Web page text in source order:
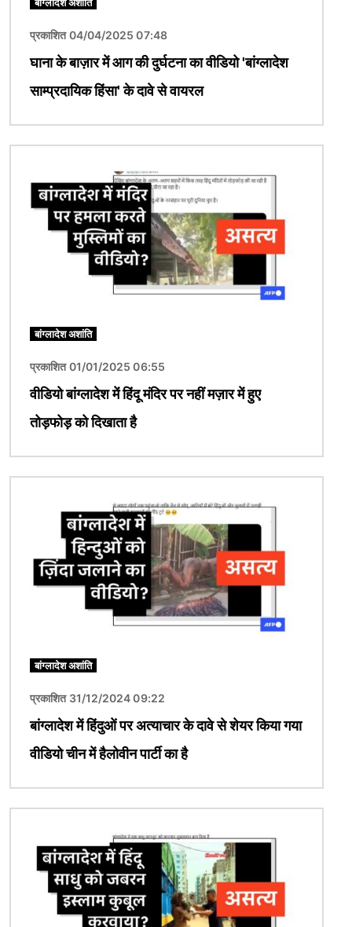
प्रकाशित 04/04/2025 07:48
घाना के बाज़ार में आग की दुर्घटना का वीडियो 'बांग्लादेश
साम्प्रदायिक हिंसा' के दावे से वायरल
बांग्लादेश अशांति
प्रकाशित 01/01/2025 06:55
वीडियो बांग्लादेश में हिंदू मंदिर पर नहीं मज़ार में हुए
तोड़फोड़ को दिखाता है
बांग्लादेश अशांति
प्रकाशित 31/12/2024 09:22
बांग्लादेश में हिंदुओं पर अत्याचार के दावे से शेयर किया गया
वीडियो चीन में हैलोवीन पार्टी का है